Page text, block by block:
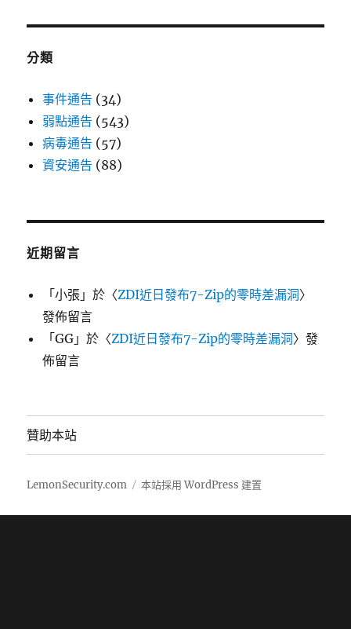
分類
事件通告 (34)
弱點通告 (543)
病毒通告 (57)
資安通告 (88)
近期留言
「小張 」於〈ZDI近日發布7-Zip的零時差漏洞〉
發佈留言
「GG 」於〈ZDI近日發布7-Zip的零時差漏洞〉發
佈留言
贊助本站
LemonSecurity.com 本站採用 WordPress 建置